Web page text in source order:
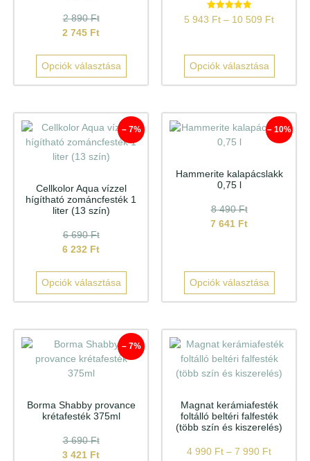
2 890Ft
2 745 Ft
Opciók választása
Értékelés:
5.00
5 943 Ft – 10 509 Ft
Opciók választása
– 7%
Cellkolor Aqua vízzel
hígítható zománcfesték 1
liter (13 szín)
6 690Ft
6 232 Ft
Opciók választása
– 10%
Hammerite kalapácslakk
0,75 l
8 490Ft
7 641 Ft
Opciók választása
– 7%
Borma Shabby provance
krétafesték 375ml
3 690Ft
3 421 Ft
Magnat kerámiafesték
foltálló beltéri falfesték
(több szín és kiszerelés)
4 990 Ft – 7 990 Ft